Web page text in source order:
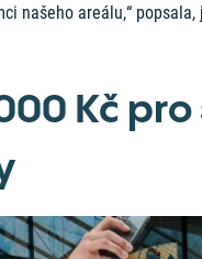
našeho areálu,“
Kč